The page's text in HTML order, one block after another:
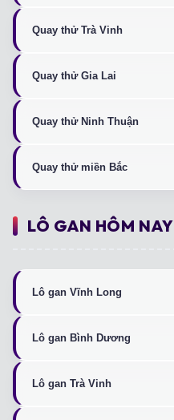
Quay thử Trà Vinh
Quay thử Gia Lai
Quay thử Ninh Thuận
Quay thử miền Bắc
LÔ GAN HÔM NAY
Lô gan Vĩnh Long
Lô gan Bình Dương
Lô gan Trà Vinh